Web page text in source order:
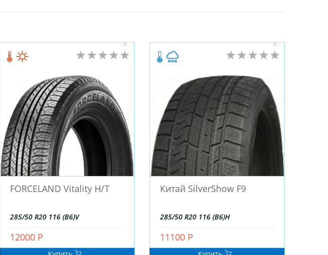
FORCELAND Vitality H/T
285/50 R20 116 (B6)V
12000 Р
Китай SilverShow F9
285/50 R20 116 (B6)H
11100 Р